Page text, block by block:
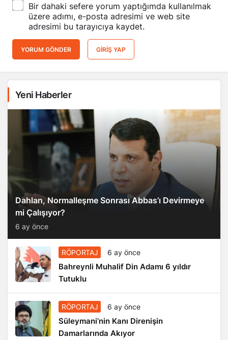
Bir dahaki sefere yorum yaptığımda kullanılmak
üzere adımı, e-posta adresimi ve web site
adresimi bu tarayıcıya kaydet.
YORUM GÖNDER GIRIŞ YAP
Yeni Haberler
Dahlan, Normalleşme Sonrası Abbas’ı Devirmeye
mi Çalışıyor?
6 ay önce
RÖPORTAJ 6 ay önce
Bahreynli Muhalif Din Adamı 6 yıldır
Tutuklu
RÖPORTAJ 6 ay önce
Süleymani’nin Kanı Direnişin
Damarlarında Akıyor